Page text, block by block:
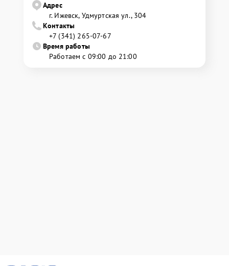
Адрес
г. Ижевск, Удмуртская ул., 304
Контакты
+7 (341) 265-07-67
Время работы
Работаем с 09:00 до 21:00